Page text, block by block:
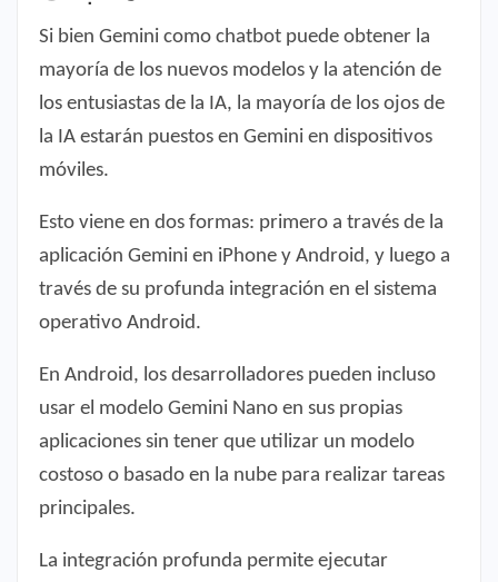
Si bien Gemini como chatbot puede obtener la
mayoría de los nuevos modelos y la atención de
los entusiastas de la IA, la mayoría de los ojos de
la IA estarán puestos en Gemini en dispositivos
móviles.
Esto viene en dos formas: primero a través de la
aplicación Gemini en iPhone y Android, y luego a
través de su profunda integración en el sistema
operativo Android.
En Android, los desarrolladores pueden incluso
usar el modelo Gemini Nano en sus propias
aplicaciones sin tener que utilizar un modelo
costoso o basado en la nube para realizar tareas
principales.
La integración profunda permite ejecutar